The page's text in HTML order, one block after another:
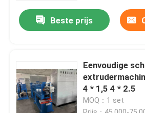
Beste prijs
Eenvoudige
4 * 1,5 4 * 2.5
MOQ：1 set